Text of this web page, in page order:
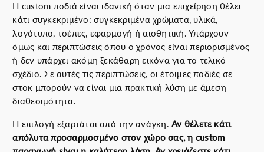
Η custom ποδιά είναι ιδανική όταν μια επιχείρηση θέλει
κάτι συγκεκριμένο: συγκεκριμένα χρώματα, υλικά,
λογότυπο, τσέπες, εφαρμογή ή αισθητική. Υπάρχουν
όμως και περιπτώσεις όπου ο χρόνος είναι περιορισμένος
ή δεν υπάρχει ακόμη ξεκάθαρη εικόνα για το τελικό
σχέδιο. Σε αυτές τις περιπτώσεις, οι έτοιμες ποδιές σε
στοκ μπορούν να είναι μια πρακτική λύση με άμεση
διαθεσιμότητα.
Η επιλογή εξαρτάται από την ανάγκη.Αν θέλετε κάτι
απόλυτα προσαρμοσμένο στον χώρο σας, η custom